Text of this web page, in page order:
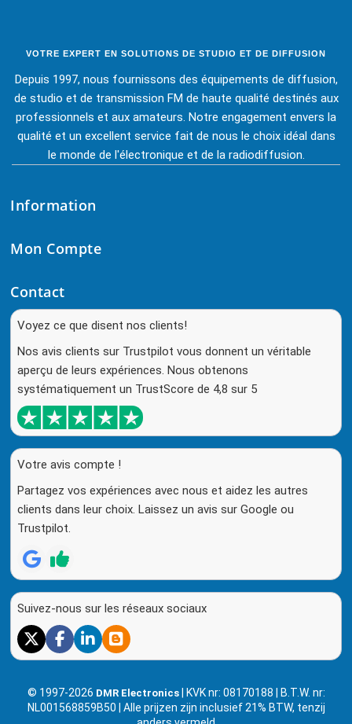
VOTRE EXPERT EN SOLUTIONS DE STUDIO ET DE DIFFUSION
Depuis 1997, nous fournissons des équipements de diffusion,
de studio et de transmission FM de haute qualité destinés aux
professionnels et aux amateurs. Notre engagement envers la
qualité et un excellent service fait de nous le choix idéal dans
le monde de l'électronique et de la radiodiffusion.
Information
© 1997-2026 DMR Electronics
| KVK nr: 08170188 | B.T.W. nr:
NL001568859B50 | Alle prijzen zijn inclusief 21% BTW, tenzij
Mon Compte
Contact
Voyez ce que disent nos clients!
Nos avis clients sur Trustpilot vous donnent un véritable
aperçu de leurs expériences. Nous obtenons
systématiquement un TrustScore de 4,8 sur 5
Votre avis compte !
Partagez vos expériences avec nous et aidez les autres
clients dans leur choix. Laissez un avis sur Google ou
Trustpilot.
Suivez-nous sur les réseaux sociaux